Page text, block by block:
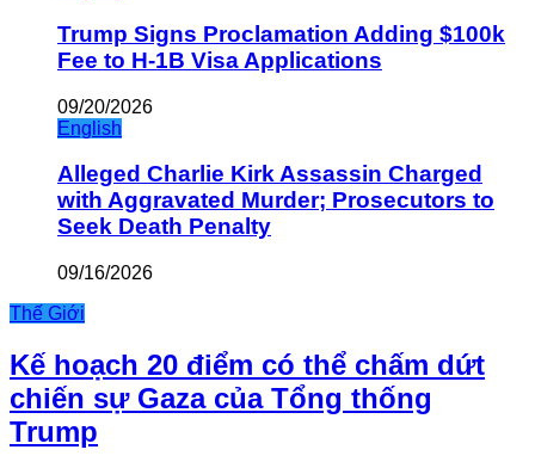
Trump Signs Proclamation Adding $100k
Fee to H-1B Visa Applications
09/20/2026
English
Alleged Charlie Kirk Assassin Charged
with Aggravated Murder; Prosecutors to
Seek Death Penalty
09/16/2026
Thế Giới
Kế hoạch 20 điểm có thể chấm dứt
chiến sự Gaza của Tổng thống
Trump